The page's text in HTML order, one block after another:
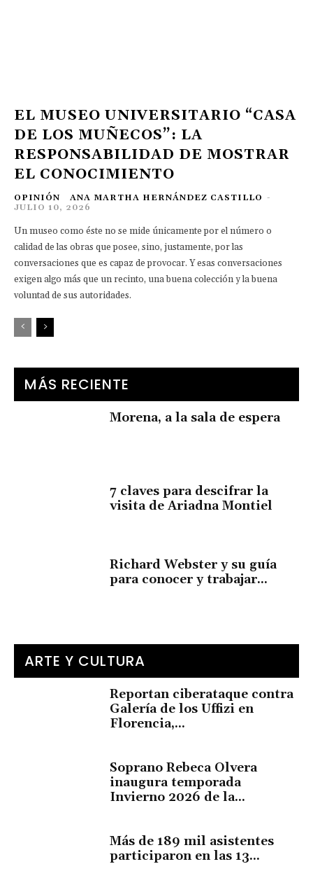
EL MUSEO UNIVERSITARIO “CASA
DE LOS MUÑECOS”: LA
RESPONSABILIDAD DE MOSTRAR
EL CONOCIMIENTO
OPINIÓN ANA MARTHA HERNÁNDEZ CASTILLO -
JULIO 10, 2026
Un museo como éste no se mide únicamente por el número o
calidad de las obras que posee, sino, justamente, por las
conversaciones que es capaz de provocar. Y esas conversaciones
exigen algo más que un recinto, una buena colección y la buena
voluntad de sus autoridades.
MÁS RECIENTE
Morena, a la sala de espera
7 claves para descifrar la
visita de Ariadna Montiel
Richard Webster y su guía
para conocer y trabajar...
ARTE Y CULTURA
Reportan ciberataque contra
Galería de los Uffizi en
Florencia,...
Soprano Rebeca Olvera
inaugura temporada
Invierno 2026 de la...
Más de 189 mil asistentes
participaron en las 13...